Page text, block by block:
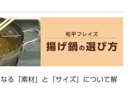
る「素材」と「サイズ」について解